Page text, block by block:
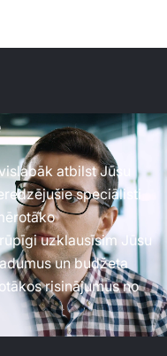
atbilst Jūsu
speciālisti
uzklausīsim Jūsu
un budžeta
risinājumus no